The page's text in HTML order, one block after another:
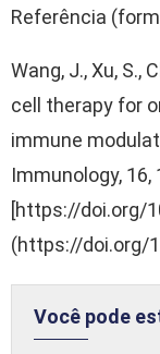
Referência
Wang, J., Xu, S.,
cell therapy for
immune
Immunology, 16,
[https://doi.org/
(https://doi.org/
Você pode